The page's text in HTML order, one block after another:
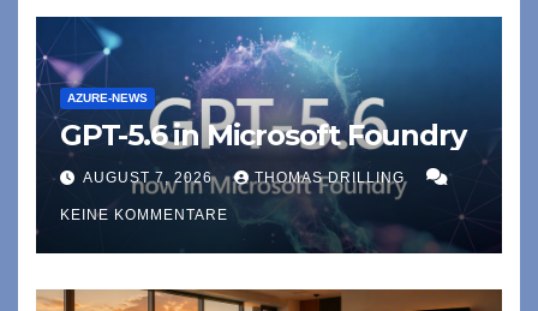
AZURE-NEWS
GPT-5.6 in Microsoft Foundry
AUGUST 7, 2026 THOMAS DRILLING
KEINE KOMMENTARE